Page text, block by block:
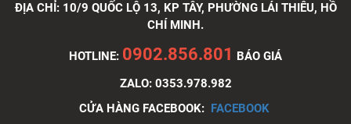
Xe tải Foton 990kg
ĐỊA CHỈ: 10/9 QUỐC LỘ 13, KP TÂY, PHƯỜNG LÁI THIÊU, HỒ
CHÍ MINH.
HOTLINE: 0902.856.801 BÁO GIÁ
ZALO: 0353.978.982
CỬA HÀNG FACEBOOK: FACEBOOK